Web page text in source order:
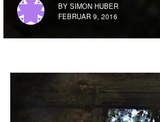
BY SIMON HUBER
FEBRUAR 9, 2016